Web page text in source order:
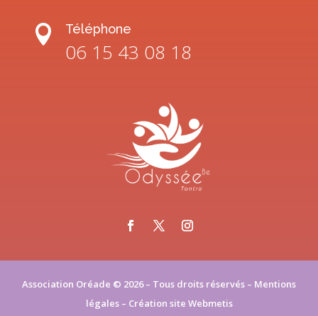
 Téléphone
06 15 43 08 18
Association Oréade © 2026 – Tous droits réservés – Mentions
légales– Création site Webmetis